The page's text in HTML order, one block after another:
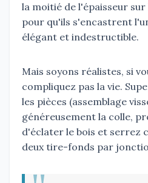
la moitié de l'épaisseur
pour qu'ils s'encastrent
élégant et indestructible.
Mais soyons réalistes, si
compliquez pas la vie.
les pièces (assemblage
généreusement la colle,
d'éclater le bois et serrez
deux tire-fonds par